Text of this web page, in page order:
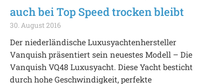
auch bei Top Speed trocken bleibt
30. August 2016
Der niederländische Luxusyachtenhersteller
Vanquish präsentiert sein neuestes Modell – Die
Vanquish VQ48 Luxusyacht. Diese Yacht besticht
durch hohe Geschwindigkeit, perfekte